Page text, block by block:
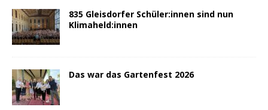
835 Gleisdorfer Schüler:innen sind nun
Klimaheld:innen
Das war das Gartenfest 2026